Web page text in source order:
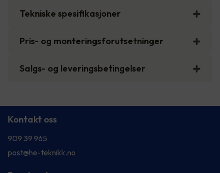
Tekniske spesifikasjoner
Pris- og monteringsforutsetninger
Salgs- og leveringsbetingelser
Kontakt oss
909 39 965
post@he-teknikk.no